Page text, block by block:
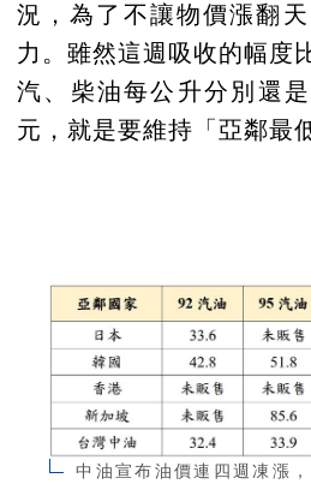
況，為了不讓物價漲翻
力。雖然這週吸收的幅度
汽、柴油每公升分別還
元，就是要維持「亞鄰最
中油宣布油價連四週凍漲